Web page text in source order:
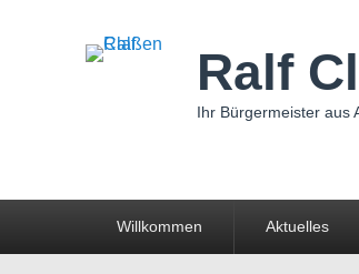
Ralf
Ihr Bürgermeister aus
Willkommen Aktuelles